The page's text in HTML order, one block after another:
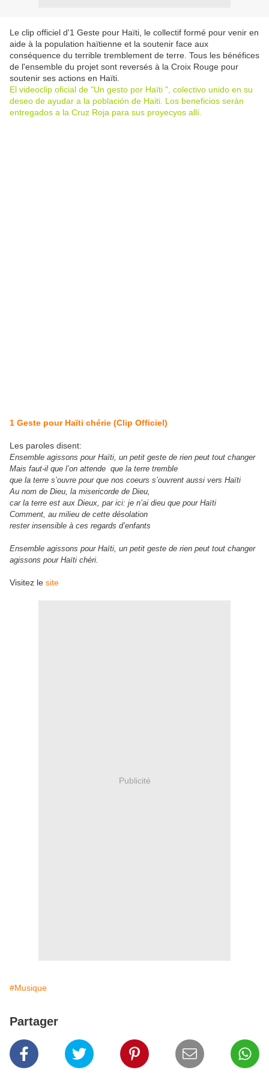
Le clip officiel d'1 Geste pour Haïti, le collectif formé pour venir en
aide à la population haïtienne et la soutenir face aux
conséquence du terrible tremblement de terre. Tous les bénéfices
de l'ensemble du projet sont reversés à la Croix Rouge pour
soutenir ses actions en Haïti.
El videoclip oficial de "Un gesto por Haïti ", colectivo unido en su
deseo de ayudar a la población de Haiti. Los beneficios serán
entregados a la Cruz Roja para sus proyecyos allí.
1 Geste pour Haïti chérie (Clip Officiel)
Les paroles disent:
Ensemble agissons pour Haïti, un petit geste de rien peut tout changer
Mais faut-il que l’on attende que la terre tremble
que la terre s’ouvre pour que nos coeurs s’ouvrent aussi vers Haïti
Au nom de Dieu, la misericorde de Dieu,
car la terre est aux Dieux, par ici: je n’ai dieu que pour Haïti
Comment, au milieu de cette désolation
rester insensible à ces regards d’enfants
Ensemble agissons pour Haïti, un petit geste de rien peut tout changer
agissons pour Haïti chéri.
Visitez le site
Publicité
#Musique
Partager